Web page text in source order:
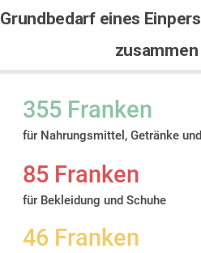
Grundbedarf eines
zusammen
355 Franken
für Nahrungsmittel, Getränke
85 Franken
für Bekleidung und Schuhe
46 Franken